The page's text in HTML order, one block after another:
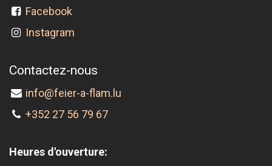
Facebook
Instagram
Contactez-nous
info@feier-a-flam.lu
+352 27 56 79 67
Heures d'ouverture: